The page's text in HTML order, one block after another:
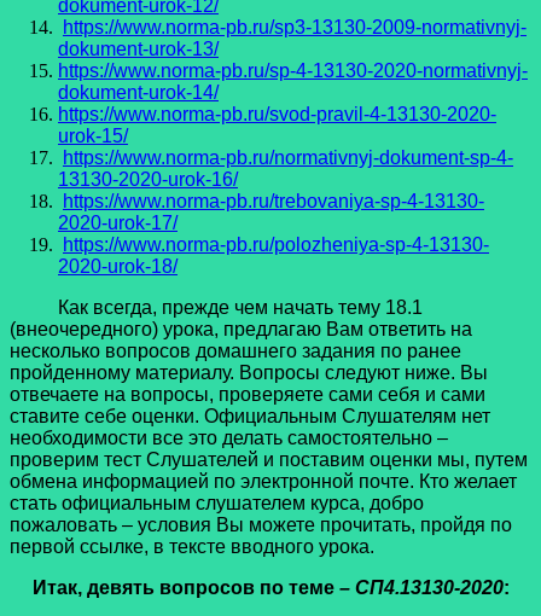
dokument-urok-12/
https://www.norma-pb.ru/sp3-13130-2009-normativnyj-
dokument-urok-13/
https://www.norma-pb.ru/sp-4-13130-2020-normativnyj-
dokument-urok-14/
https://www.norma-pb.ru/svod-pravil-4-13130-2020-
urok-15/
https://www.norma-pb.ru/normativnyj-dokument-sp-4-
13130-2020-urok-16/
https://www.norma-pb.ru/trebovaniya-sp-4-13130-
2020-urok-17/
https://www.norma-pb.ru/polozheniya-sp-4-13130-
2020-urok-18/
Как всегда, прежде чем начать тему 18.1
(внеочередного) урока, предлагаю Вам ответить на
несколько вопросов домашнего задания по ранее
пройденному материалу. Вопросы следуют ниже. Вы
отвечаете на вопросы, проверяете сами себя и сами
ставите себе оценки. Официальным Слушателям нет
необходимости все это делать самостоятельно –
проверим тест Слушателей и поставим оценки мы, путем
обмена информацией по электронной почте. Кто желает
стать официальным слушателем курса, добро
пожаловать – условия Вы можете прочитать, пройдя по
первой ссылке, в тексте вводного урока.
Итак, девять вопросов по теме – СП4.13130-2020: